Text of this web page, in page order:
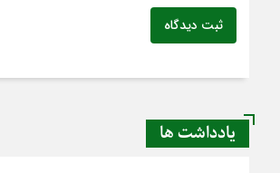
ثبت دیدگاه
یادداشت ها